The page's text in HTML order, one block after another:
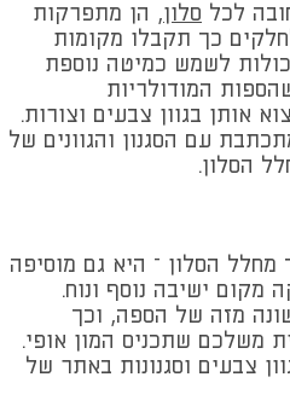
לכל סלון, הן מתפרקות
כך תקבלו מקומות
לשמש כמיטה נוספת
המודולריות
אותן בגוון צבעים וצורות.
עם הסגנון והגוונים של
הסלון.
הסלון – היא גם מוסיפה
מקום ישיבה נוסף ונוח.
מזה של הספה, וכך
משלכם שתכניס המון אופי.
צבעים וסגנונות באתר של